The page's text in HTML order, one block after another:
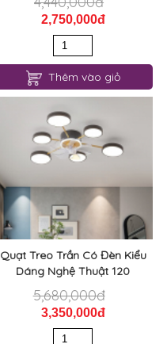
2,750,000đ
Thêm vào giỏ
Quạt Treo Trần Có Đèn Kiểu
Dáng Nghệ Thuật 120
5,680,000đ
3,350,000đ